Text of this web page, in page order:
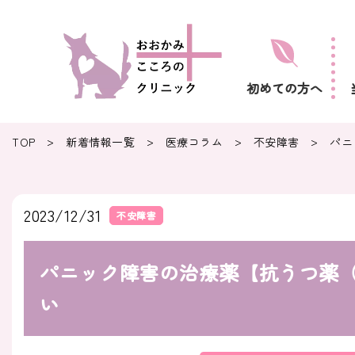
初めての方へ
TOP > 新着情報一覧 > 医療コラム > 不安障害 > パ
2023/12/31 不安障害
パニック障害の治療薬【抗うつ薬
い